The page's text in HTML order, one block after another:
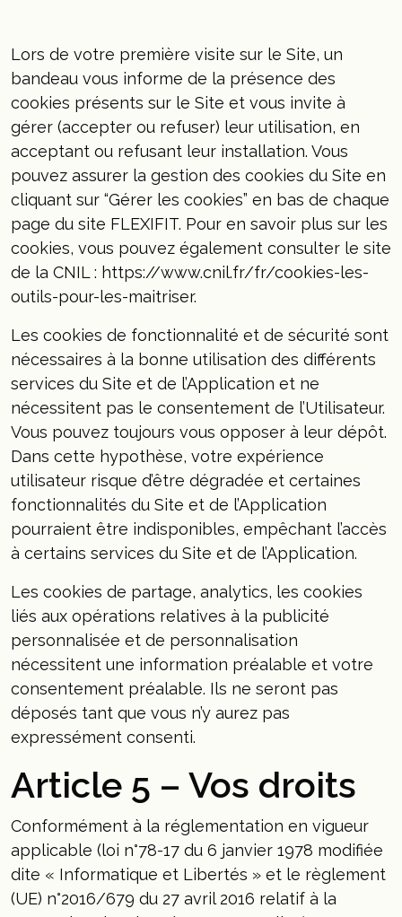
Lors de votre première visite sur le Site, un
bandeau vous informe de la présence des
cookies présents sur le Site et vous invite à
gérer (accepter ou refuser) leur utilisation, en
acceptant ou refusant leur installation. Vous
pouvez assurer la gestion des cookies du Site en
cliquant sur “Gérer les cookies” en bas de chaque
page du site FLEXIFIT. Pour en savoir plus sur les
cookies, vous pouvez également consulter le site
de la CNIL : https://www.cnil.fr/fr/cookies-les-
outils-pour-les-maitriser.
Les cookies de fonctionnalité et de sécurité sont
nécessaires à la bonne utilisation des différents
services du Site et de l’Application et ne
nécessitent pas le consentement de l’Utilisateur.
Vous pouvez toujours vous opposer à leur dépôt.
Dans cette hypothèse, votre expérience
utilisateur risque d’être dégradée et certaines
fonctionnalités du Site et de l’Application
pourraient être indisponibles, empêchant l’accès
à certains services du Site et de l’Application.
Les cookies de partage, analytics, les cookies
liés aux opérations relatives à la publicité
personnalisée et de personnalisation
nécessitent une information préalable et votre
consentement préalable. Ils ne seront pas
déposés tant que vous n’y aurez pas
expressément consenti.
Article 5 – Vos droits
Conformément à la réglementation en vigueur
applicable (loi n°78-17 du 6 janvier 1978 modifiée
dite « Informatique et Libertés » et le règlement
(UE) n°2016/679 du 27 avril 2016 relatif à la